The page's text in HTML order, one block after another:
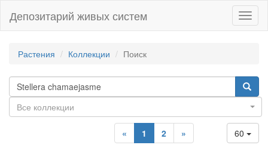
Депозитарий живых систем
Растения Коллекции Поиск
Все коллекции
60
« 1 2 »